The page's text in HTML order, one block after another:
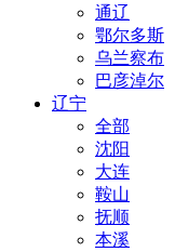
通辽
鄂尔多斯
乌兰察布
巴彦淖尔
辽宁
全部
沈阳
大连
鞍山
抚顺
本溪